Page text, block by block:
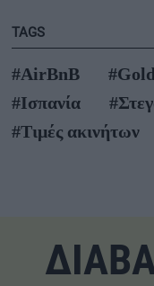
TAGS
#AirBnB
#Ισπανία
#Τιμές ακινήτων